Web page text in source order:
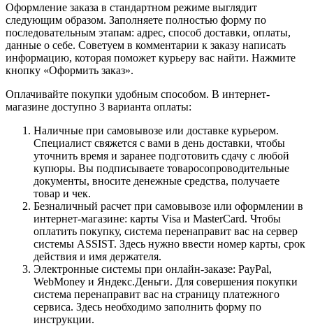
Оформление заказа в стандартном режиме выглядит
следующим образом. Заполняете полностью форму по
последовательным этапам: адрес, способ доставки, оплаты,
данные о себе. Советуем в комментарии к заказу написать
информацию, которая поможет курьеру вас найти. Нажмите
кнопку «Оформить заказ».
Оплачивайте покупки удобным способом. В интернет-
магазине доступно 3 варианта оплаты:
Наличные при самовывозе или доставке курьером.
Специалист свяжется с вами в день доставки, чтобы
уточнить время и заранее подготовить сдачу с любой
купюры. Вы подписываете товаросопроводительные
документы, вносите денежные средства, получаете
товар и чек.
Безналичный расчет при самовывозе или оформлении в
интернет-магазине: карты Visa и MasterCard. Чтобы
оплатить покупку, система перенаправит вас на сервер
системы ASSIST. Здесь нужно ввести номер карты, срок
действия и имя держателя.
Электронные системы при онлайн-заказе: PayPal,
WebMoney и Яндекс.Деньги. Для совершения покупки
система перенаправит вас на страницу платежного
сервиса. Здесь необходимо заполнить форму по
инструкции.